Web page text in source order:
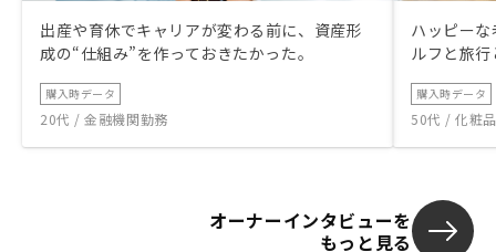
出産や育休でキャリアが変わる前に、資産形
成の“仕組み”を作っておきたかった。
購入時データ
20代 / 金融機関勤務
ハッピー
ルフと旅
購入時データ
50代 / 化粧
オーナーインタビューを
もっと見る